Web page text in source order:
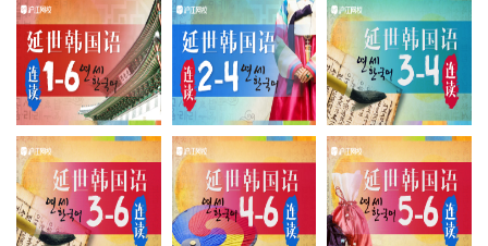
延世1-6册 延世2-4册
延世3-6册 延世4-6册